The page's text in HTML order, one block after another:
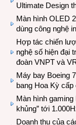
Ultimate Design
Màn hình OLED
dùng công nghệ
Hợp tác chiến
nghệ số hiện đại
đoàn VNPT và
Máy bay Boeing
bang Hoa Kỳ
Màn hình gaming
khủng” tới
Doanh thu của